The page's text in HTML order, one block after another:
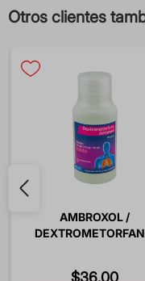
Otros clientes
AMBROXOL /
$36.00